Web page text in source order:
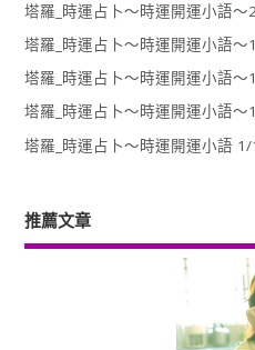
塔羅_時運占卜～時運開運小語～
塔羅_時運占卜～時運開運小語
塔羅_時運占卜～時運開運小語～
塔羅_時運占卜～時運開運小語
塔羅_時運占卜～時運開運小語
推薦文章